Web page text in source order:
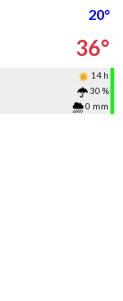
20°
36°
14 h
30 %
0 mm